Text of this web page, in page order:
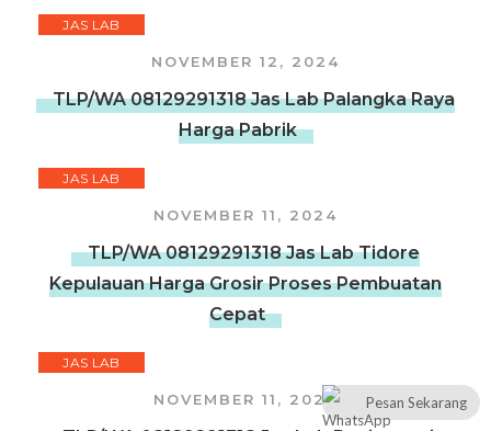
JAS LAB
NOVEMBER 12, 2024
TLP/WA 08129291318 Jas Lab Palangka Raya
Harga Pabrik
JAS LAB
NOVEMBER 11, 2024
TLP/WA 08129291318 Jas Lab Tidore
Kepulauan Harga Grosir Proses Pembuatan
Cepat
JAS LAB
NOVEMBER 11, 2024 Pesan Sekarang